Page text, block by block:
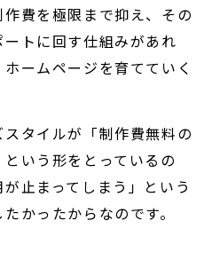
費を極限まで抑え、その
トに回す仕組みがあれ
ームページを育てていく
タイルが「制作費無料の
いう形をとっているの
止まってしまう」という
かったからなのです。